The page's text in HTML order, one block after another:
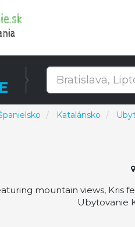
Katalánsko
mountain views,
Ubytovanie